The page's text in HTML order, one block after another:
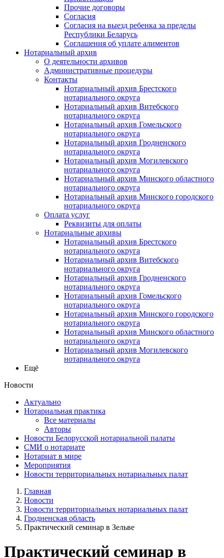
Прочие договоры
Согласия
Согласия на выезд ребенка за пределы
Республики Беларусь
Соглашения об уплате алиментов
Нотариальный архив
О деятельности архивов
Административные процедуры
Контакты
Нотариальный архив Брестского
нотариального округа
Нотариальный архив Витебского
нотариального округа
Нотариальный архив Гомельского
нотариального округа
Нотариальный архив Гродненского
нотариального округа
Нотариальный архив Могилевского
нотариального округа
Нотариальный архив Минского областного
нотариального округа
Нотариальный архив Минского городского
нотариального округа
Оплата услуг
Реквизиты для оплаты
Нотариальные архивы
Нотариальный архив Брестского
нотариального округа
Нотариальный архив Витебского
нотариального округа
Нотариальный архив Гродненского
нотариального округа
Нотариальный архив Гомельского
нотариального округа
Нотариальный архив Минского городского
нотариального округа
Нотариальный архив Минского областного
нотариального округа
Нотариальный архив Могилевского
нотариального округа
Ещё
Новости
Актуально
Нотариальная практика
Все материалы
Авторы
Новости Белорусской нотариальной палаты
СМИ о нотариате
Нотариат в мире
Мероприятия
Новости территориальных нотариальных палат
Главная
Новости
Новости территориальных нотариальных палат
Гродненская область
Практический семинар в Зельве
Практический семинар в